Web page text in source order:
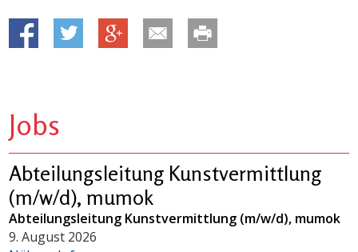
Jobs
Abteilungsleitung Kunstvermittlung
(m/w/d), mumok
Abteilungsleitung Kunstvermittlung (m/w/d), mumok
9. August 2026